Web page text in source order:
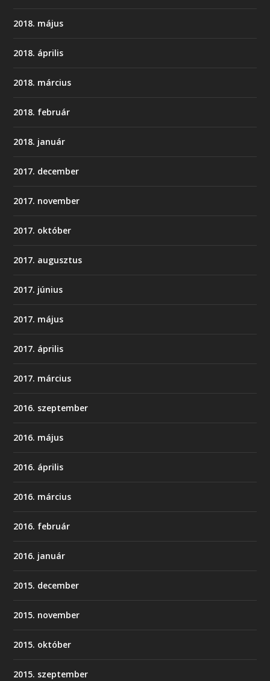
2018. május
2018. április
2018. március
2018. február
2018. január
2017. december
2017. november
2017. október
2017. augusztus
2017. június
2017. május
2017. április
2017. március
2016. szeptember
2016. május
2016. április
2016. március
2016. február
2016. január
2015. december
2015. november
2015. október
2015. szeptember